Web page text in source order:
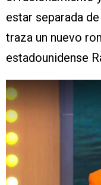
estar separada
traza un nuevo
estadounidense